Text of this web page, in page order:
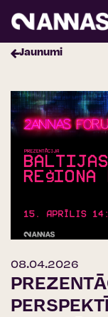
Jaunumi
08.04.2026